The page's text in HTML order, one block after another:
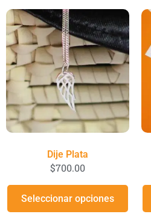
Dije Plata
$700.00
Seleccionar opciones